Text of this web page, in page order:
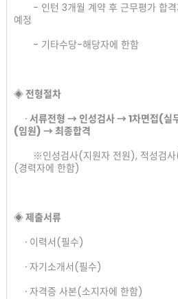
- 인턴 3개월 계약 후 근무평가 합격
예정
- 기타수당-해당자에 한함
​◈ 전형절차​
∙ 서류전형 → 인성검사 → 1차면접(
(임원) → 최종합격
※인성검사(지원자 전원), 적성검사
(경력자에 한함)
◈ 제출서류​
∙ 이력서(필수)
∙ 자기소개서(필수)
∙ 자격증 사본(소지자에 한함)